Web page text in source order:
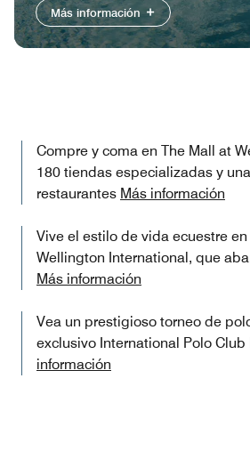
Más información
Compre y coma en The Mall at
180 tiendas especializadas y
restaurantes Más información
Vive el estilo de vida ecuestre
Wellington International, que
Más información
Vea un prestigioso torneo de
exclusivo International Polo Club
información